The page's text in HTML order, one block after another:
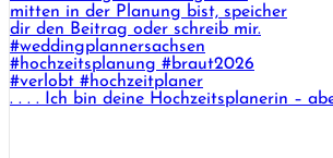
. . . . Ich bin deine Hochzeitsplanerin –